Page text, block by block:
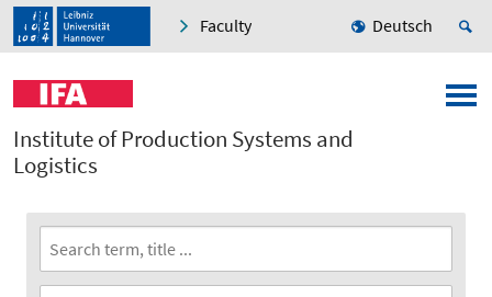
Faculty Deutsch
Institute of Production Systems and
Logistics